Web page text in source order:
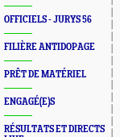
OFFICIELS - JURYS 56
FILIÈRE ANTIDOPAGE
PRÊT DE MATÉRIEL
ENGAGÉ(E)S
RÉSULTATS ET DIRECTS